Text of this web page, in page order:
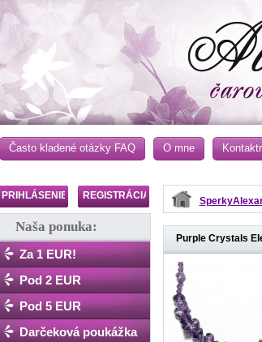
Často kladené otázky FAQ O mne
PRIHLÁSENIE REGISTRÁCIA
Naša ponuka:
Za 1 EUR!
Pod 2 EUR
Pod 5 EUR
Darčeková poukážka
Purple Crystals